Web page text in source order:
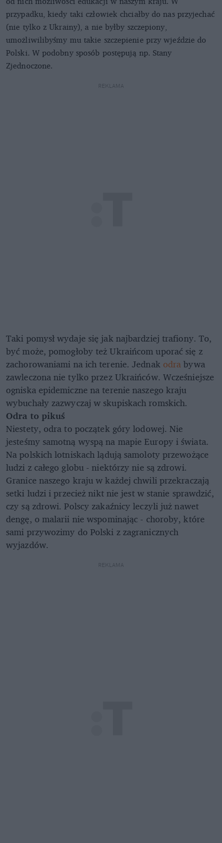
przypadku, kiedy taki człowiek chciałby do nas przyjechać
(nie tylko z Ukrainy), a nie byłby szczepiony,
umożliwilibyśmy mu takie szczepienie przy wjeździe do
Polski. W podobny sposób postępują np. Stany
Zjednoczone.
REKLAMA
Taki pomysł wydaje się jak najbardziej trafiony. To,
być może, pomogłoby też Ukraińcom uporać się z
zachorowaniami na ich terenie. Jednak odrabywa
zawleczona nie tylko przez Ukraińców. Wcześniejsze
ogniska epidemiczne na terenie naszego kraju
wybuchały zazwyczaj w skupiskach romskich.
Odra to pikuś
Niestety, odra to początek góry lodowej. Nie
jesteśmy samotną wyspą na mapie Europy i świata.
Na polskich lotniskach lądują samoloty przewożące
ludzi z całego globu - niektórzy nie są zdrowi.
Granice naszego kraju w każdej chwili przekraczają
setki ludzi i przecież nikt nie jest w stanie sprawdzić,
czy są zdrowi. Polscy zakaźnicy leczyli już nawet
dengę, o malarii nie wspominając - choroby, które
sami przywozimy do Polski z zagranicznych
wyjazdów.
REKLAMA